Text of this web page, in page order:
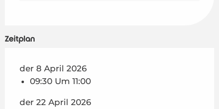
Zeitplan
der 8 April 2026
09:30 Um 11:00
der 22 April 2026